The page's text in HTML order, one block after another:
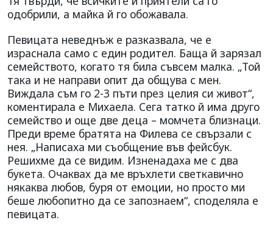
одобрили, а майка й го обожавала.
Певицата неведнъж е разказвала, че е
израснала само с един родител. Баща й зарязал
семейството, когато тя била съвсем малка. „Той
така и не направи опит да общува с мен.
Виждала съм го 2-3 пъти през целия си живот“,
коментирала е Михаела. Сега татко й има друго
семейство и още две деца – момчета близнаци.
Преди време братята на Филева се свързали с
нея. „Написаха ми съобщение във фейсбук.
Решихме да се видим. Изненадаха ме с два
букета. Очаквах да ме връхлети светкавично
някаква любов, буря от емоции, но просто ми
беше любопитно да се запознаем“, споделяла е
певицата.